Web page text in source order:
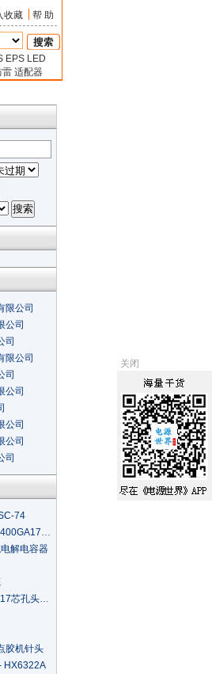
收藏 帮 助
EPS LED
雷 适配器
限公司
公司
司
限公司
司
公司
公司
公司
司
74
解电容器
孔头SJ3
胶机针头
HX6322A
关闭